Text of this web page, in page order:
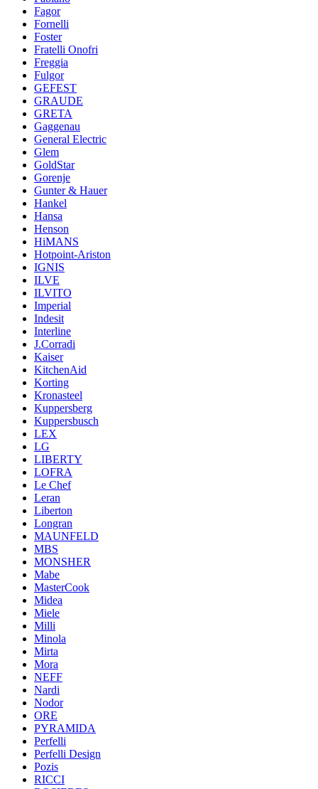
Fagor
Fornelli
Foster
Fratelli Onofri
Freggia
Fulgor
GEFEST
GRAUDE
GRETA
Gaggenau
General Electric
Glem
GoldStar
Gorenje
Gunter & Hauer
Hankel
Hansa
Henson
HiMANS
Hotpoint-Ariston
IGNIS
ILVE
ILVITO
Imperial
Indesit
Interline
J.Corradi
Kaiser
KitchenAid
Korting
Kronasteel
Kuppersberg
Kuppersbusch
LEX
LG
LIBERTY
LOFRA
Le Chef
Leran
Liberton
Longran
MAUNFELD
MBS
MONSHER
Mabe
MasterCook
Midea
Miele
Milli
Minola
Mirta
Mora
NEFF
Nardi
Nodor
ORE
PYRAMIDA
Perfelli
Perfelli Design
Pozis
RICCI